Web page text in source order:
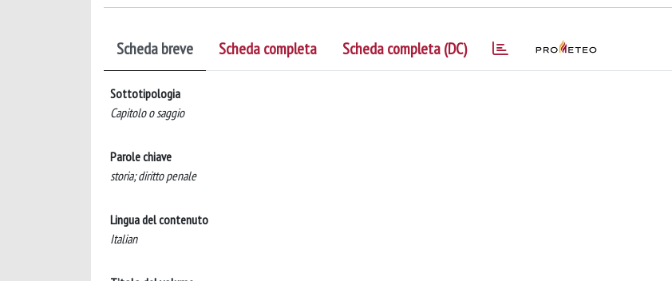
Scheda breve Scheda completa Scheda completa (DC)
Sottotipologia
Capitolo o saggio
Parole chiave
storia; diritto penale
Lingua del contenuto
Italian